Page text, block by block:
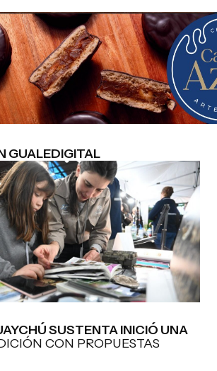
GUALEDIGITAL
SUSTENTA INICIÓ UNA
CON PROPUESTAS